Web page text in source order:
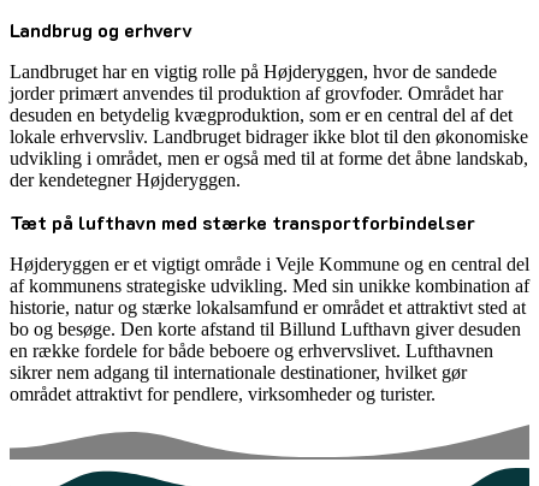
Landbrug og erhverv
Landbruget har en vigtig rolle på Højderyggen, hvor de sandede
jorder primært anvendes til produktion af grovfoder. Området har
desuden en betydelig kvægproduktion, som er en central del af det
lokale erhvervsliv. Landbruget bidrager ikke blot til den økonomiske
udvikling i området, men er også med til at forme det åbne landskab,
der kendetegner Højderyggen.
Tæt på lufthavn med stærke transportforbindelser
Højderyggen er et vigtigt område i Vejle Kommune og en central del
af kommunens strategiske udvikling. Med sin unikke kombination af
historie, natur og stærke lokalsamfund er området et attraktivt sted at
bo og besøge. Den korte afstand til Billund Lufthavn giver desuden
en række fordele for både beboere og erhvervslivet. Lufthavnen
sikrer nem adgang til internationale destinationer, hvilket gør
området attraktivt for pendlere, virksomheder og turister.